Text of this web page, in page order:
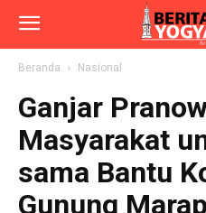
Beranda Nasional
Ganjar
Masyarakat
sama Bantu
Gunung